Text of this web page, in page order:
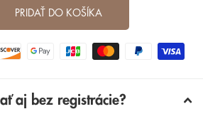
PRIDAŤ DO KOŠÍKA
aj bez registrácie?